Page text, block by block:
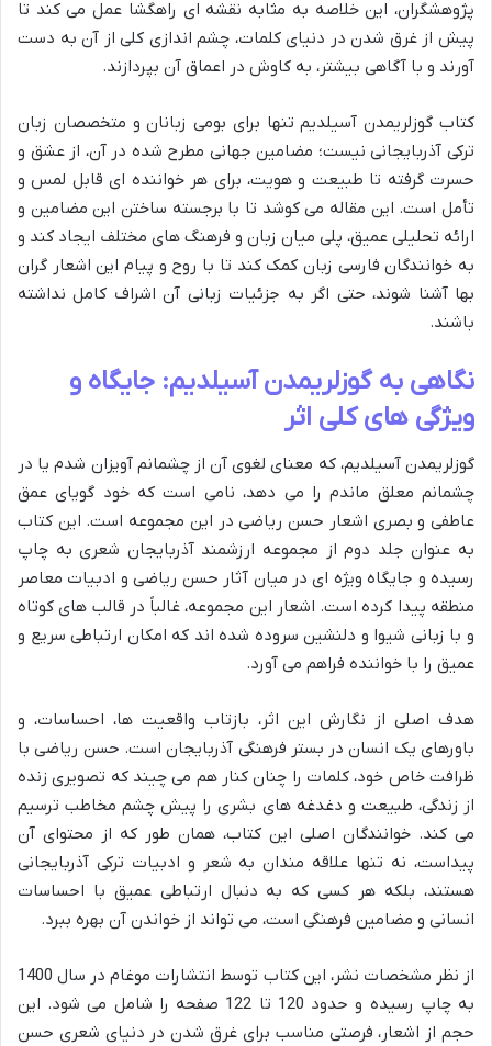
پژوهشگران، این خلاصه به مثابه نقشه ای راهگشا عمل می کند تا
پیش از غرق شدن در دنیای کلمات، چشم اندازی کلی از آن به دست
آورند و با آگاهی بیشتر، به کاوش در اعماق آن بپردازند.
کتاب گوزلریمدن آسیلدیم تنها برای بومی زبانان و متخصصان زبان
ترکی آذربایجانی نیست؛ مضامین جهانی مطرح شده در آن، از عشق و
حسرت گرفته تا طبیعت و هویت، برای هر خواننده ای قابل لمس و
تأمل است. این مقاله می کوشد تا با برجسته ساختن این مضامین و
ارائه تحلیلی عمیق، پلی میان زبان و فرهنگ های مختلف ایجاد کند و
به خوانندگان فارسی زبان کمک کند تا با روح و پیام این اشعار گران
بها آشنا شوند، حتی اگر به جزئیات زبانی آن اشراف کامل نداشته
باشند.
نگاهی به گوزلریمدن آسیلدیم: جایگاه و
ویژگی های کلی اثر
گوزلریمدن آسیلدیم، که معنای لغوی آن از چشمانم آویزان شدم یا در
چشمانم معلق ماندم را می دهد، نامی است که خود گویای عمق
عاطفی و بصری اشعار حسن ریاضی در این مجموعه است. این کتاب
به عنوان جلد دوم از مجموعه ارزشمند آذربایجان شعری به چاپ
رسیده و جایگاه ویژه ای در میان آثار حسن ریاضی و ادبیات معاصر
منطقه پیدا کرده است. اشعار این مجموعه، غالباً در قالب های کوتاه
و با زبانی شیوا و دلنشین سروده شده اند که امکان ارتباطی سریع و
عمیق را با خواننده فراهم می آورد.
هدف اصلی از نگارش این اثر، بازتاب واقعیت ها، احساسات، و
باورهای یک انسان در بستر فرهنگی آذربایجان است. حسن ریاضی با
ظرافت خاص خود، کلمات را چنان کنار هم می چیند که تصویری زنده
از زندگی، طبیعت و دغدغه های بشری را پیش چشم مخاطب ترسیم
می کند. خوانندگان اصلی این کتاب، همان طور که از محتوای آن
پیداست، نه تنها علاقه مندان به شعر و ادبیات ترکی آذربایجانی
هستند، بلکه هر کسی که به دنبال ارتباطی عمیق با احساسات
انسانی و مضامین فرهنگی است، می تواند از خواندن آن بهره ببرد.
از نظر مشخصات نشر، این کتاب توسط انتشارات موغام در سال 1400
به چاپ رسیده و حدود 120 تا 122 صفحه را شامل می شود. این
حجم از اشعار، فرصتی مناسب برای غرق شدن در دنیای شعری حسن